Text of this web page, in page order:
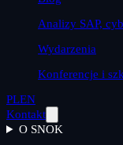
Analizy SAP,
Wydarzenia
Konferencje i
PLEN
Kontakt
O SNOK